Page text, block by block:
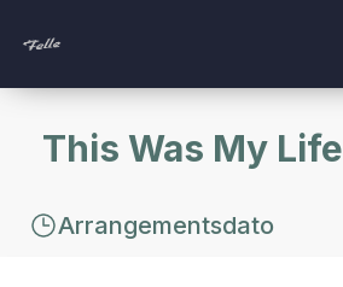
This Was My
Arrangementsdato